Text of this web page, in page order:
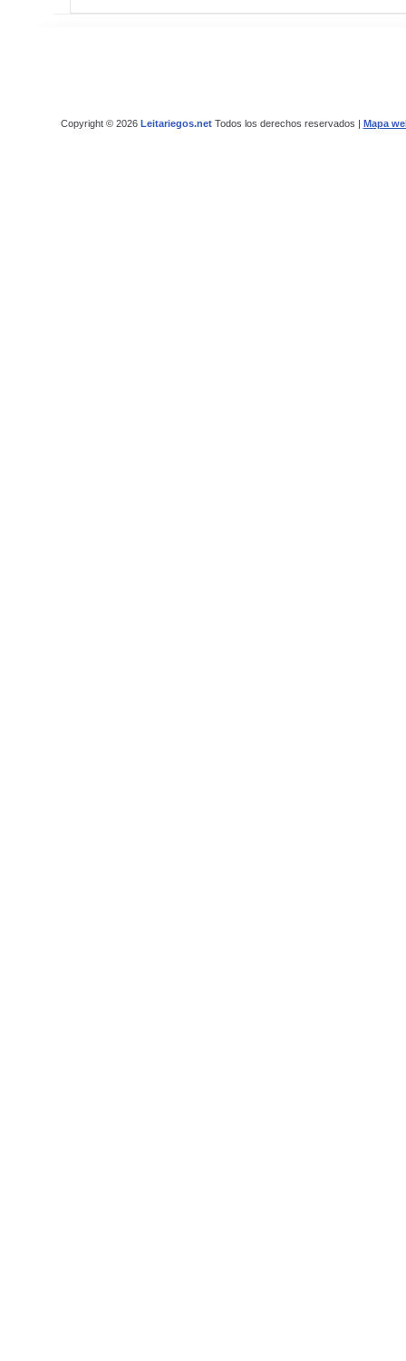
Copyright © 2026 Leitariegos.netTodos los derechos reservados | Mapa